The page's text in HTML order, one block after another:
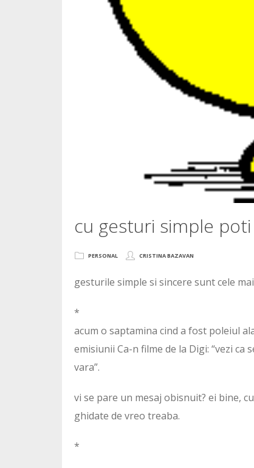
cu gesturi simple
PERSONAL CRISTINA BAZAVAN
gesturile simple si sincere sunt cele
*
acum o saptamina cind a fost poleiul
emisiunii Ca-n filme de la Digi: “vezi
vara”.
vi se pare un mesaj obisnuit? ei bine,
ghidate de vreo treaba.
*